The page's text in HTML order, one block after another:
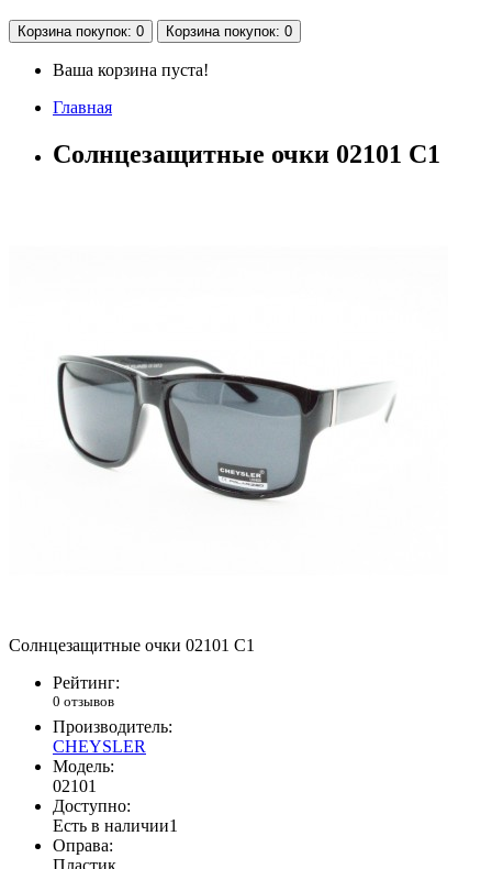
Корзинапокупок: 0 Корзинапокупок: 0
Ваша корзина пуста!
Главная
Солнцезащитные очки 02101 C1
Солнцезащитные очки 02101 C1
Рейтинг:
0 отзывов
Производитель:
CHEYSLER
Модель:
02101
Доступно:
Есть в наличии1
Оправа: